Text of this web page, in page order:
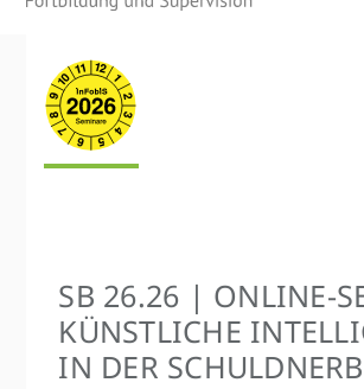
SB 26.26 | ONLINE-
KÜNSTLICHE
IN DER